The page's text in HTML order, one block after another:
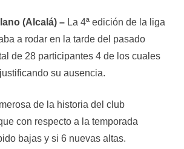
(Alcalá) – La 4ª edición de la liga
a rodar en la tarde del pasado
de 28 participantes 4 de los cuales
su ausencia.
de la historia del club
con respecto a la temporada
bajas y si 6 nuevas altas.